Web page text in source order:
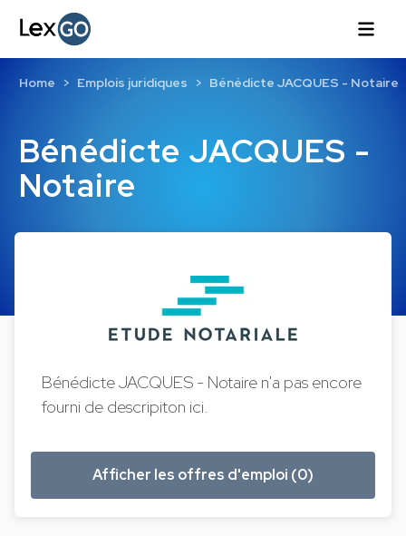
Bénédicte JACQUES -
Notaire
Home Emplois juridiques Bénédicte JACQUES - Notaire
Bénédicte JACQUES - Notaire n'a pas encore
fourni de descripiton ici.
Afficher les offres d'emploi (0)